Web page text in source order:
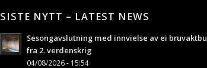
SISTE NYTT – LATEST NEWS
Sesongavslutning med innvielse av ei bruvaktbu
fra 2. verdenskrig
04/08/2026 - 15:54